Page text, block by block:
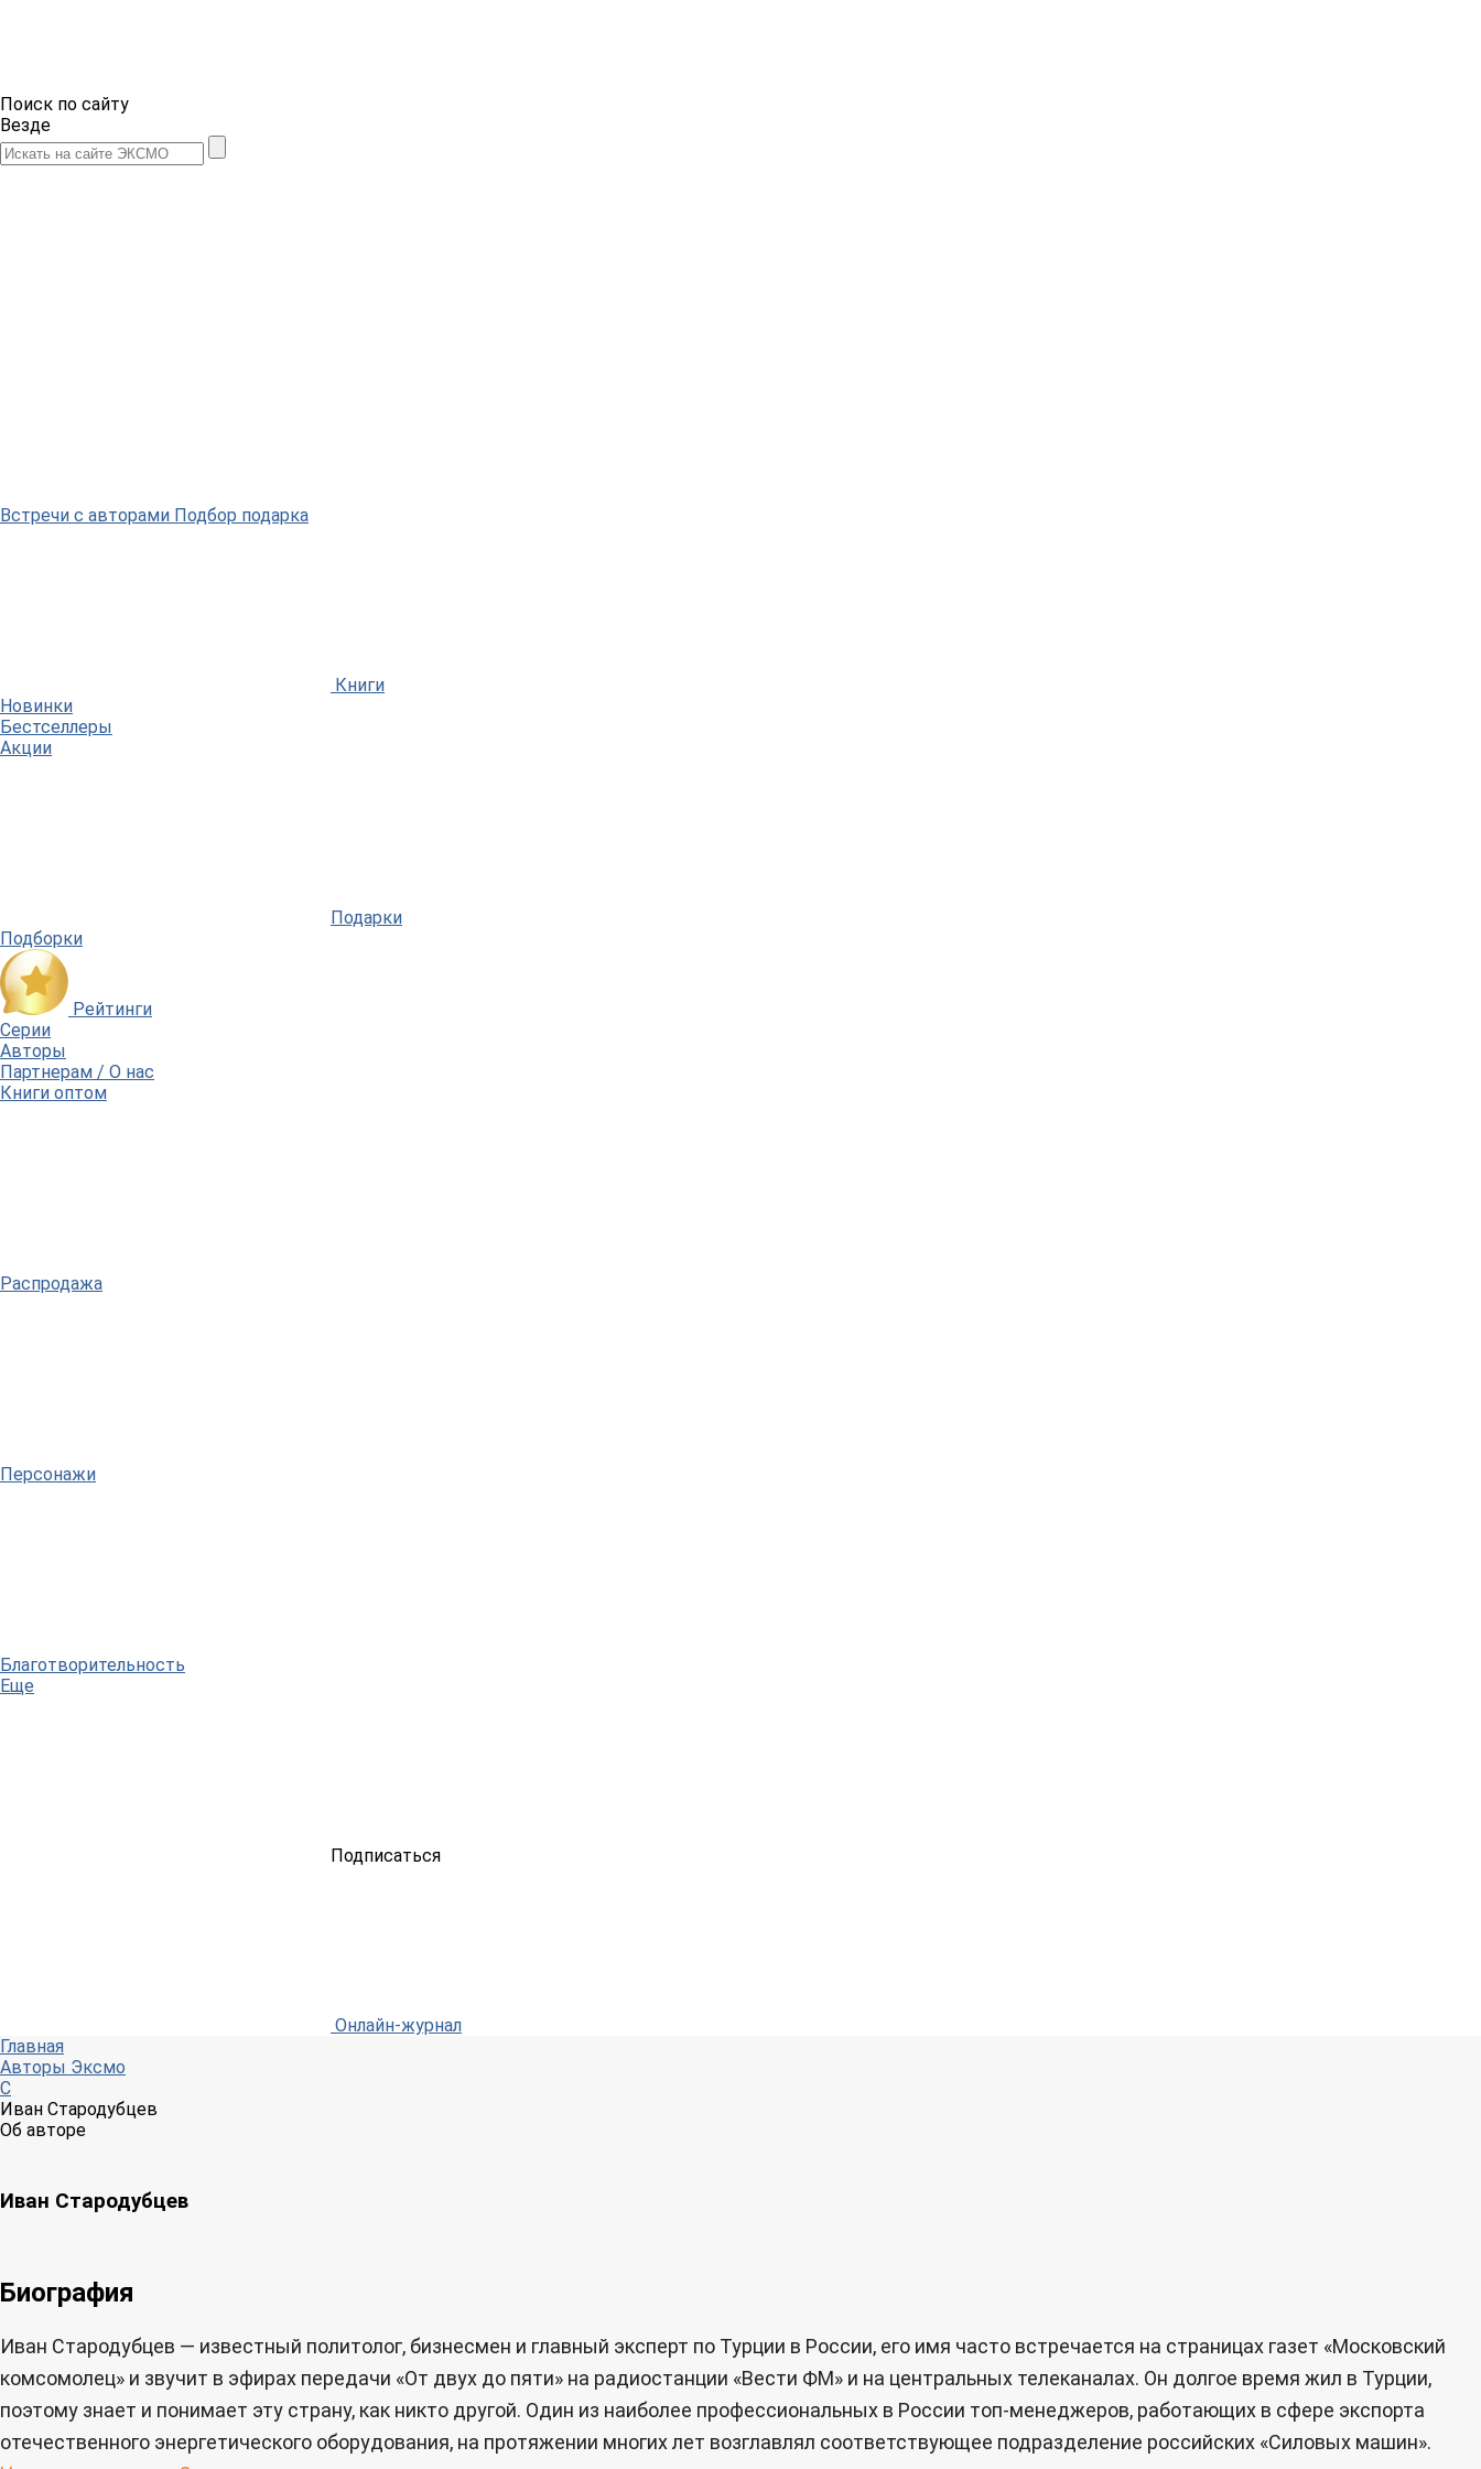
Поиск по сайту
Везде
Встречи с авторами Подбор подарка
Книги
Новинки
Бестселлеры
Акции
Подарки
Подборки
Рейтинги
Серии
Авторы
Партнерам / О нас
Книги оптом
Распродажа
Персонажи
Благотворительность
Еще
Подписаться
Онлайн-журнал
Главная
Авторы Эксмо
С
Иван Стародубцев
Об авторе
Иван Стародубцев
Биография
Иван Стародубцев — известный политолог, бизнесмен и главный эксперт по Турции в России, его имя часто встречается на страницах газет «Московский
комсомолец» и звучит в эфирах передачи «От двух до пяти» на радиостанции «Вести ФМ» и на центральных телеканалах. Он долгое время жил в Турции,
поэтому знает и понимает эту страну, как никто другой. Один из наиболее профессиональных в России топ-менеджеров, работающих в сфере экспорта
отечественного энергетического оборудования, на протяжении многих лет возглавлял соответствующее подразделение российских «Силовых машин».